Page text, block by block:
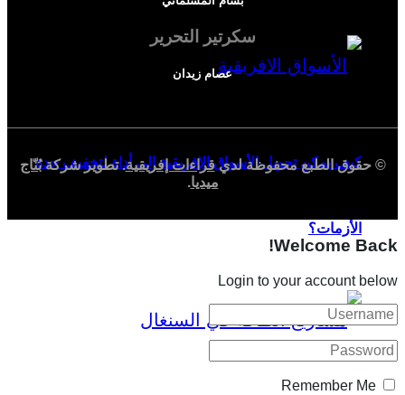
كيف يمكن تحويل الأسواق الإفريقية إلى أداة لتخفيف حدة
الأزمات؟
سكرتير التحرير
عصام زيدان
© حقوق الطبع محفوظة لديقراءات إفريقية. تطوير شركةبُنّاج
ميديا.
Welcome Back!
Login to your account below
Remember Me